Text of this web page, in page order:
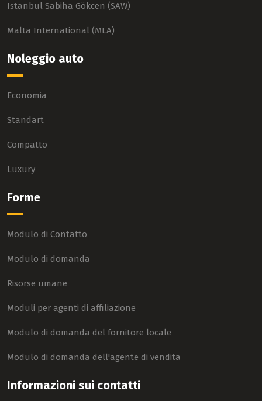
Istanbul Sabiha Gökcen (SAW)
Malta International (MLA)
Noleggio auto
Economia
Standart
Compatto
Luxury
Forme
Modulo di Contatto
Modulo di domanda
Risorse umane
Moduli per agenti di affiliazione
Modulo di domanda del fornitore locale
Modulo di domanda dell'agente di vendita
Informazioni sui contatti